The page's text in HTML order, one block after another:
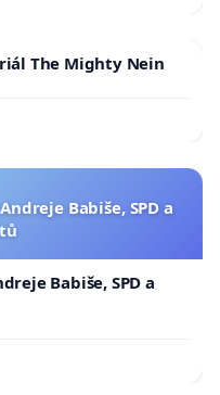
The Mighty Nein
Babiše, SPD a
Babiše, SPD a